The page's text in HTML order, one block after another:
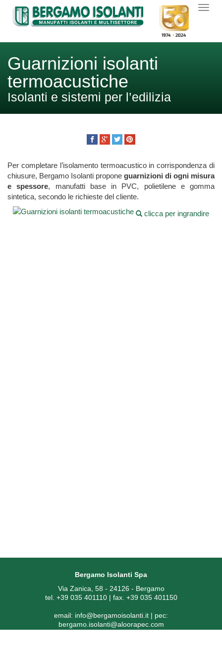
Guarnizioni isolanti
termoacustiche
Isolanti e sistemi per l’edilizia
Per completare l’isolamento termoacustico in corrispondenza di
chiusure, Bergamo Isolanti propone guarnizioni di ogni misura
e spessore, manufatti base in PVC, polietilene e gomma
sintetica, secondo le richieste del cliente.
clicca per ingrandire
Bergamo Isolanti Spa
Via Zanica, 58 - 24126 - Bergamo
tel. +39 035 401110 | fax. +39 035 401150
email: info@bergamoisolanti.it | pec:
bergamo.isolanti@aloorapec.com